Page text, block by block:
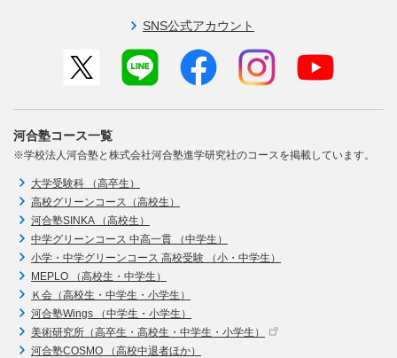
SNS公式アカウント
河合塾コース一覧
※学校法人河合塾と株式会社河合塾進学研究社のコースを掲載しています。
大学受験科 （高卒生）
高校グリーンコース（高校生）
河合塾SINKA （高校生）
中学グリーンコース 中高一貫 （中学生）
小学・中学グリーンコース 高校受験 （小・中学生）
MEPLO （高校生・中学生）
Ｋ会（高校生・中学生・小学生）
河合塾Wings （中学生・小学生）
美術研究所（高卒生・高校生・中学生・小学生）
河合塾COSMO （高校中退者ほか）